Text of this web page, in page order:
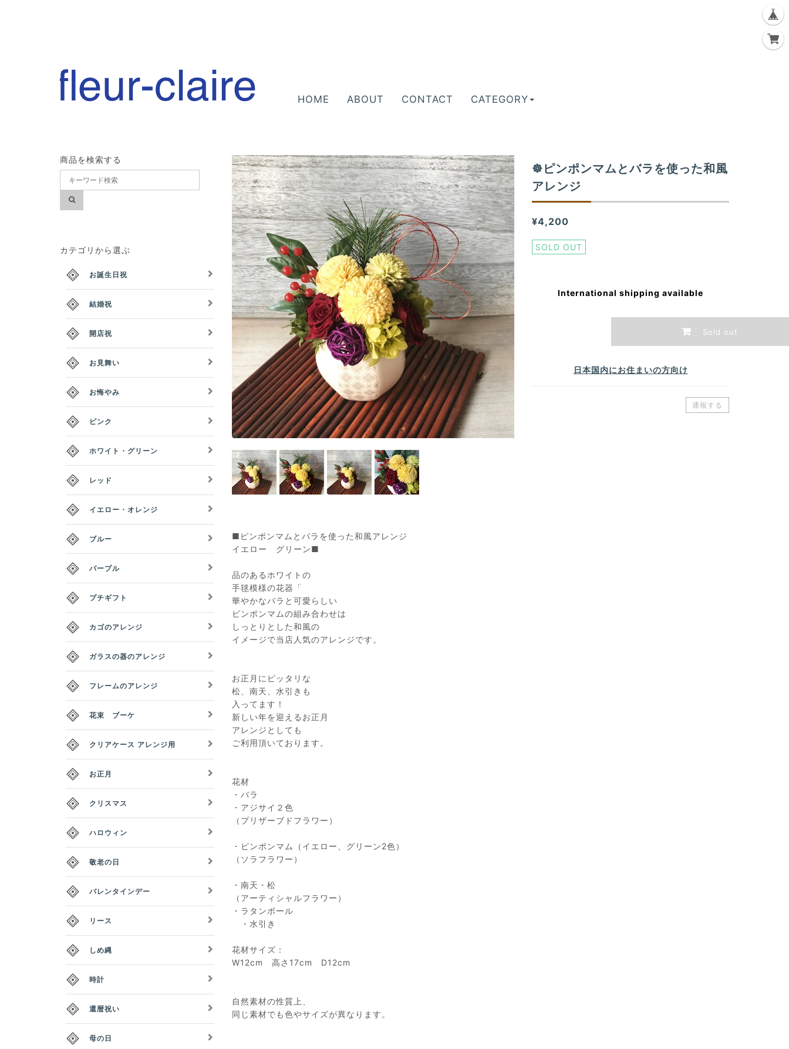
HOME ABOUT CONTACT CATEGORY
☸ピンポンマムとバラを使った和風
アレンジ
¥4,200
SOLD OUT
International shipping available
Sold out
日本国内にお住まいの方向け
通報する
■ピンポンマムとバラを使った和風アレンジ
イエロー グリーン■
品のあるホワイトの
手毬模様の花器「
華やかなバラと可愛らしい
ピンポンマムの組み合わせは
しっとりとした和風の
イメージで当店人気のアレンジです。
お正月にピッタリな
松、南天、水引きも
入ってます！
新しい年を迎えるお正月
アレンジとしても
ご利用頂いております。
花材
・バラ
・アジサイ２色
（プリザーブドフラワー）
・ピンポンマム（イエロー、グリーン2色）
（ソラフラワー）
・南天・松
（アーティシャルフラワー）
・ラタンボール
・水引き
花材サイズ：
W12cm 高さ17cm D12cm
自然素材の性質上、
同じ素材でも色やサイズが異なります。
商品を検索する
カテゴリから選ぶ
お誕生日祝
結婚祝
開店祝
お見舞い
お悔やみ
ピンク
ホワイト・グリーン
レッド
イエロー・オレンジ
ブルー
パープル
プチギフト
カゴのアレンジ
ガラスの器のアレンジ
フレームのアレンジ
花束 ブーケ
クリアケース アレンジ用
お正月
クリスマス
ハロウィン
敬老の日
バレンタインデー
リース
しめ縄
時計
還暦祝い
母の日